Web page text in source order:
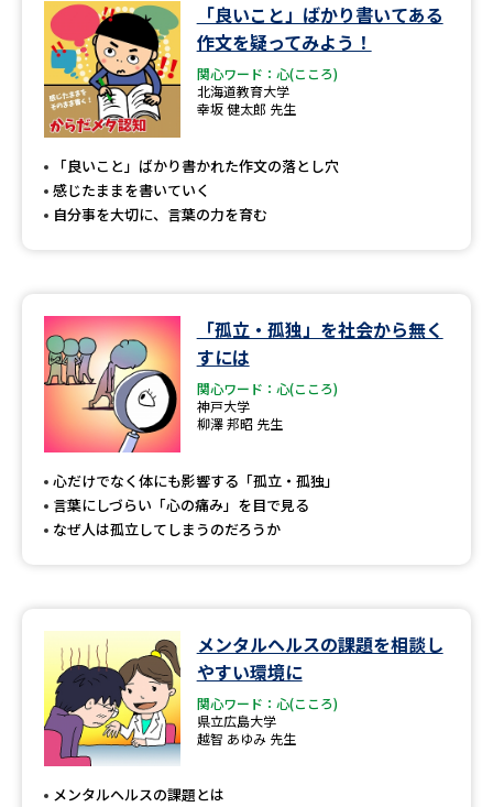
「良いこと」ばかり書いてある
作文を疑ってみよう！
関心ワード：心(こころ)
北海道教育大学
幸坂 健太郎 先生
「良いこと」ばかり書かれた作文の落とし穴
感じたままを書いていく
自分事を大切に、言葉の力を育む
「孤立・孤独」を社会から無く
すには
関心ワード：心(こころ)
神戸大学
柳澤 邦昭 先生
心だけでなく体にも影響する「孤立・孤独」
言葉にしづらい「心の痛み」を目で見る
なぜ人は孤立してしまうのだろうか
メンタルヘルスの課題を相談し
やすい環境に
関心ワード：心(こころ)
県立広島大学
越智 あゆみ 先生
メンタルヘルスの課題とは